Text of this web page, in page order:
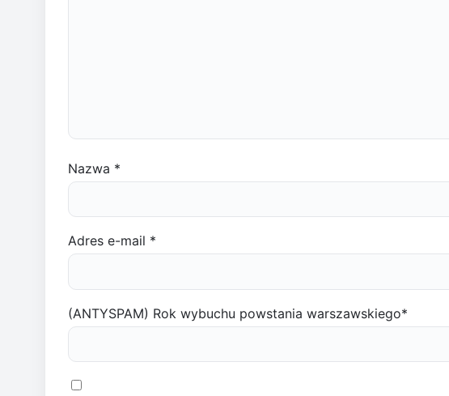
Nazwa *
Adres e-mail *
(ANTYSPAM) Rok wybuchu powstania warszawskiego*